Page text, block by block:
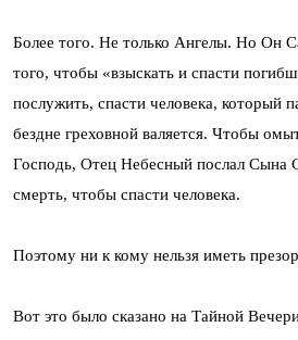
Более того. Не только Ангелы. Но Он
того, чтобы «взыскать и спасти
послужить, спасти человека, который
бездне греховной валяется. Чтобы
Господь, Отец Небесный послал Сына
смерть, чтобы спасти человека.
Поэтому ни к кому нельзя иметь
Вот это было сказано на Тайной